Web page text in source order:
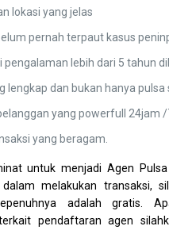
lokasi yang jelas
pernah terpaut kasus
pengalaman lebih dari 5 tahun
lengkap dan bukan hanya pulsa
yang powerfull 24jam
yang beragam.
untuk menjadi Agen
melakukan transaksi,
adalah gratis.
pendaftaran agen